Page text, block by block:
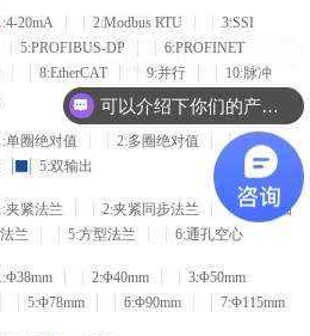
20mA 2:Modbus RTU
3:SSI
5:PROFIBUS-DP
6:PROFINET
8:EtherCAT 9:并行
10:脉冲
单圈绝对值 2:多圈绝对值
3:增量
5:双输出
夹紧法兰 2:夹紧同步法兰
3:盲孔轴
兰 5:方型法兰 6:通孔空心
2:Φ40mm
3:Φ50mm
5:Φ78mm 6:Φ90mm 7:Φ115mm
可以介绍下你们的产品么？
现在有优惠活动么？